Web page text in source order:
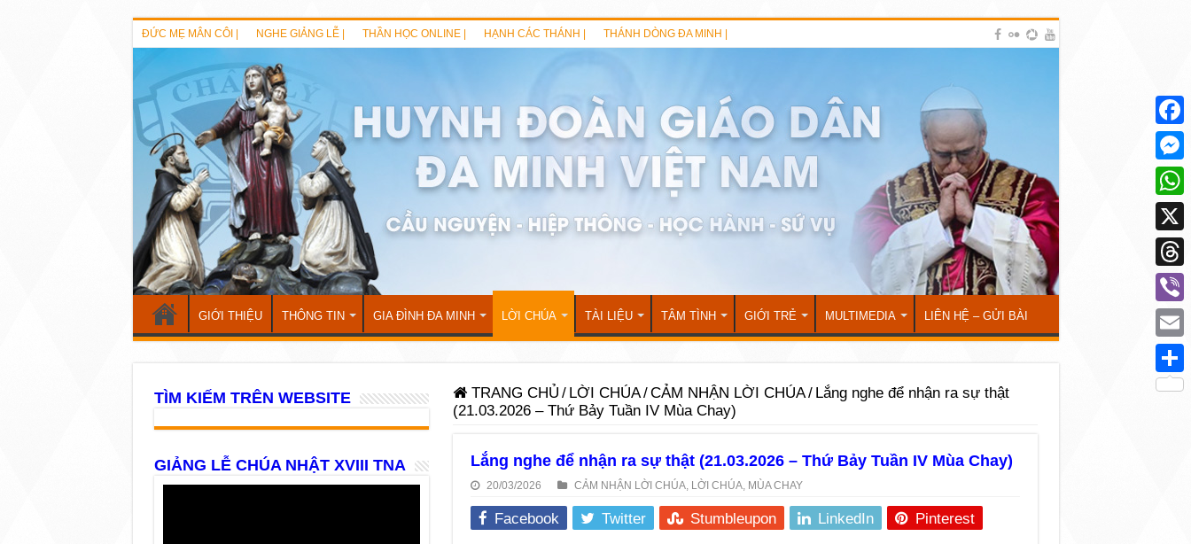
ĐỨC MẸ MÂN CÔI | NGHE GIẢNG LỄ | THẦN HỌC ONLINE | HẠNH CÁC THÁNH | THÁNH DÒNG ĐA MINH |
GIỚI THIỆU THÔNG TIN GIA ĐÌNH ĐA MINH LỜI CHÚA TÀI LIỆU TÂM TÌNH GIỚI TRẺ MULTIMEDIA LIÊN HỆ – GỬI BÀI
TRANG CHỦ / LỜI CHÚA/CẢM NHẬN LỜI CHÚA/ Lắng nghe để nhận ra sự thật
(21.03.2026 – Thứ Bảy Tuần IV Mùa Chay)
Lắng nghe để nhận ra sự thật (21.03.2026 – Thứ Bảy Tuần IV Mùa Chay)
20/03/2026 CẢM NHẬN LỜI CHÚA, LỜI CHÚA, MÙA CHAY
Facebook Twitter Stumbleupon LinkedIn Pinterest
TÌM KIẾM TRÊN WEBSITE
GIẢNG LỄ CHÚA NHẬT XVIII TNA
X
Viber